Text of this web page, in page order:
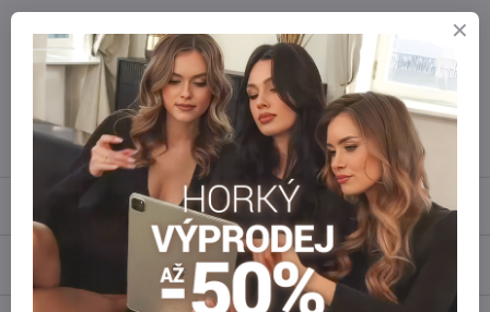
Máte zájem o více kusů ?
Kontaktujte nás na mail, zboží pro Vás doskladníme!
info​@everlady​.eu
Recenze